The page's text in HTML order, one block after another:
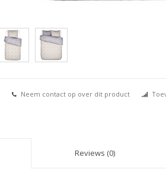
Neem contact op over dit product
Reviews (0)